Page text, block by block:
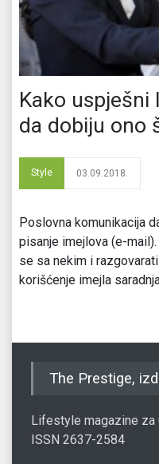
Kako
da dobiju ono
Style 03.09.2018.
Poslovna komunikacija
pisanje imejlova (e-
se sa nekim i
korišćenje imejla
The Prestige,
Lifestyle magazine za
ISSN 2637-2584